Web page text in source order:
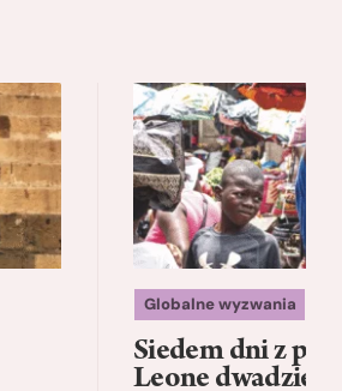
Globalne wyzwania
Siedem dni z
Leone